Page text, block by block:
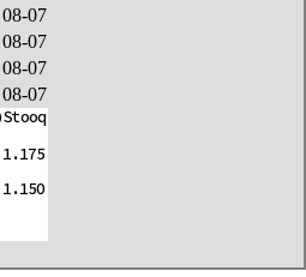
08-07
08-07
08-07
08-07